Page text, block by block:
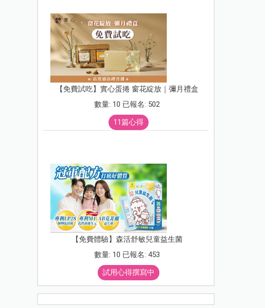
【免費試吃】實心蛋捲 窗花綻放｜彌月禮盒
數量: 10 已報名: 502
11篇心得
【免費體驗】森活舒敏兒童益生菌
數量: 10 已報名: 453
試用心得撰寫中